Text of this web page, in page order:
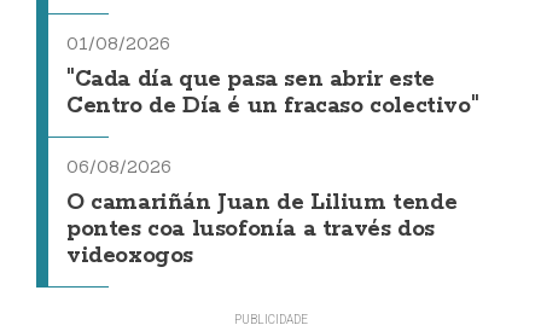
01/08/2026
"Cada día que pasa sen abrir este
Centro de Día é un fracaso colectivo"
06/08/2026
O camariñán Juan de Lilium tende
pontes coa lusofonía a través dos
videoxogos